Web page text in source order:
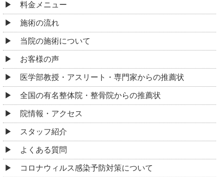
料金メニュー
施術の流れ
当院の施術について
お客様の声
医学部教授・アスリート・専門家からの推薦状
全国の有名整体院・整骨院からの推薦状
院情報・アクセス
スタッフ紹介
よくある質問
コロナウィルス感染予防対策について